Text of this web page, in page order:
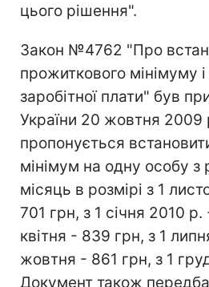
цього рішення".
Закон №4762 "Про
прожиткового мінімуму і
заробітної плати" був
України 20 жовтня 2009
пропонується
мінімум на одну особу з
місяць в розмірі з 1
701 грн, з 1 січня 2010
квітня - 839 грн, з 1
жовтня - 861 грн, з 1
Документ також